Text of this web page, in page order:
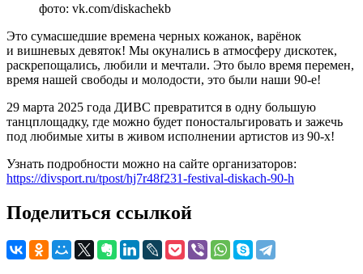
фото: vk.com/diskachekb
Это сумасшедшие времена черных кожанок, варёнок
и вишневых девяток! Мы окунались в атмосферу дискотек,
раскрепощались, любили и мечтали. Это было время перемен,
время нашей свободы и молодости, это были наши 90-е!
29 марта 2025 года ДИВС превратится в одну большую
танцплощадку, где можно будет поностальгировать и зажечь
под любимые хиты в живом исполнении артистов из 90-х!
Узнать подробности можно на сайте организаторов:
https://divsport.ru/tpost/hj7r48f231-festival-diskach-90-h
Поделиться ссылкой